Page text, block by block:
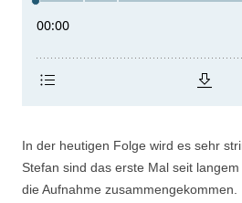
In der heutigen Folge wird es sehr
Stefan sind das erste Mal seit
die Aufnahme zusammengekommen.